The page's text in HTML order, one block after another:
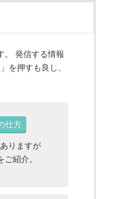
。 発信する情報
を押すも良し、
仕方
りますが
紹介。